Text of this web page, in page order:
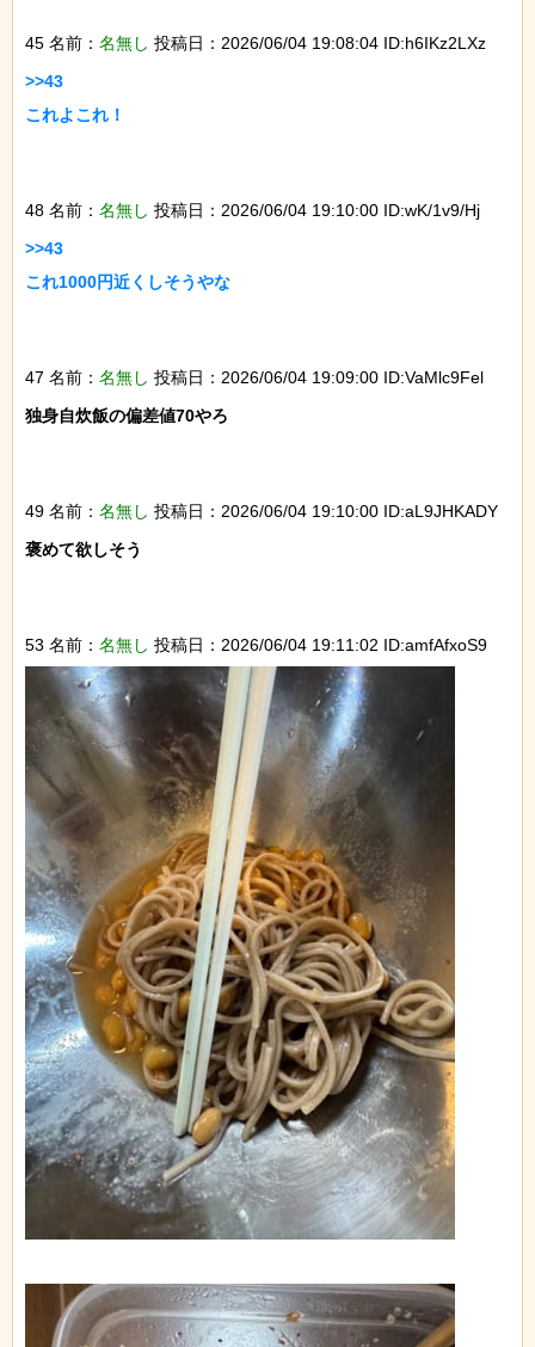
45 名前： 名無し 投稿日：2026/06/04 19:08:04 ID:h6IKz2LXz
>>43
これよこれ！
48 名前： 名無し 投稿日：2026/06/04 19:10:00 ID:wK/1v9/Hj
>>43
これ1000円近くしそうやな
47 名前： 名無し 投稿日：2026/06/04 19:09:00 ID:VaMlc9Fel
独身自炊飯の偏差値70やろ
49 名前： 名無し 投稿日：2026/06/04 19:10:00 ID:aL9JHKADY
褒めて欲しそう
53 名前： 名無し 投稿日：2026/06/04 19:11:02 ID:amfAfxoS9